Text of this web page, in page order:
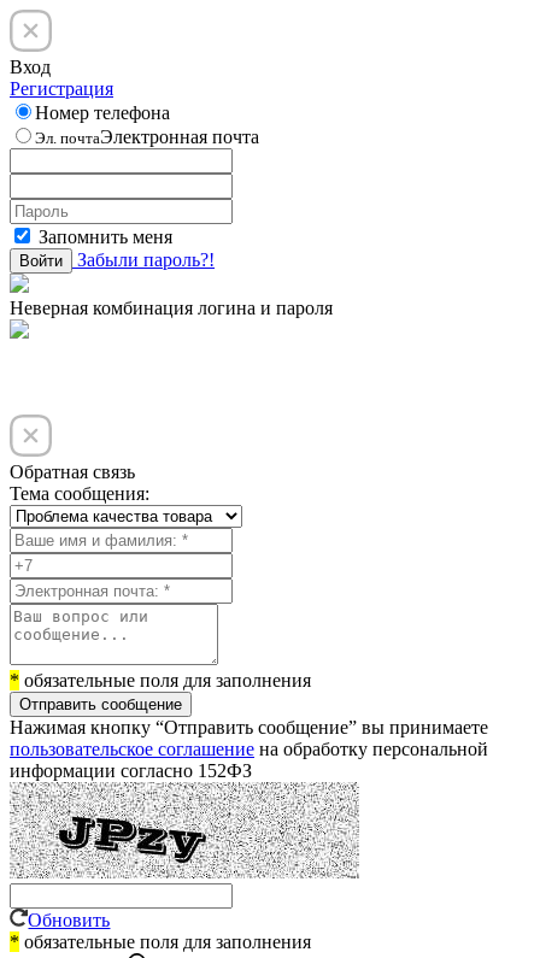
Вход
Регистрация
Номер телефона
Эл. почтаЭлектронная почта
Запомнить меня
Войти Забыли пароль?!
Неверная комбинация логина и пароля
Обратная связь
Тема сообщения:
* обязательные поля для заполнения
Отправить сообщение
Нажимая кнопку “Отправить сообщение” вы принимаете
пользовательское соглашение на обработку персональной
информации согласно 152ФЗ
Обновить
* обязательные поля для заполнения